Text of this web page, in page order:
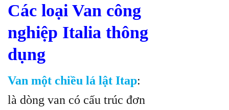
Các loại Van công
nghiệp Italia thông
dụng
Van một chiều lá lật Itap:
là dòng van có cấu trúc đơn